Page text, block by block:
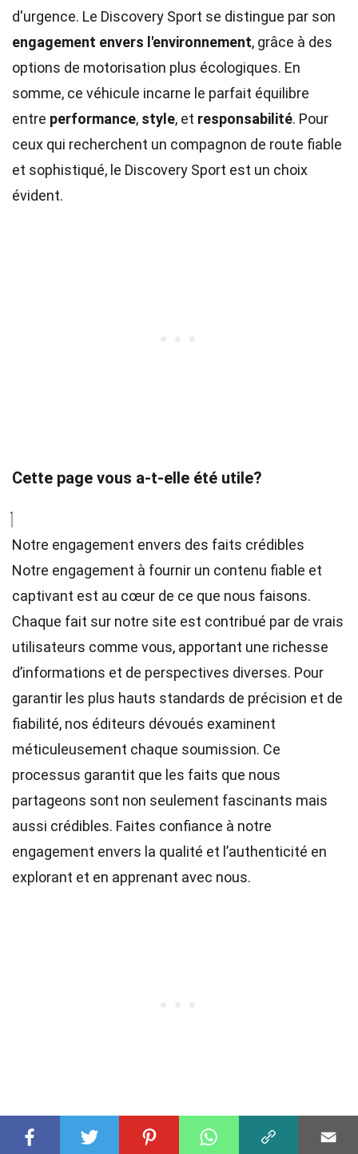
d'urgence. Le Discovery Sport se distingue par son
engagement envers l'environnement, grâce à des
options de motorisation plus écologiques. En
somme, ce véhicule incarne le parfait équilibre
entre performance, style, et responsabilité. Pour
ceux qui recherchent un compagnon de route fiable
et sophistiqué, le Discovery Sport est un choix
évident.
Cette page vous a-t-elle été utile?
Notre engagement envers des faits crédibles
Notre engagement à fournir un contenu fiable et
captivant est au cœur de ce que nous faisons.
Chaque fait sur notre site est contribué par de vrais
utilisateurs comme vous, apportant une richesse
d’informations et de perspectives diverses. Pour
garantir les plus hauts standards de précision et de
fiabilité, nos éditeurs dévoués examinent
méticuleusement chaque soumission. Ce
processus garantit que les faits que nous
partageons sont non seulement fascinants mais
aussi crédibles. Faites confiance à notre
engagement envers la qualité et l’authenticité en
explorant et en apprenant avec nous.
Share this Fact: